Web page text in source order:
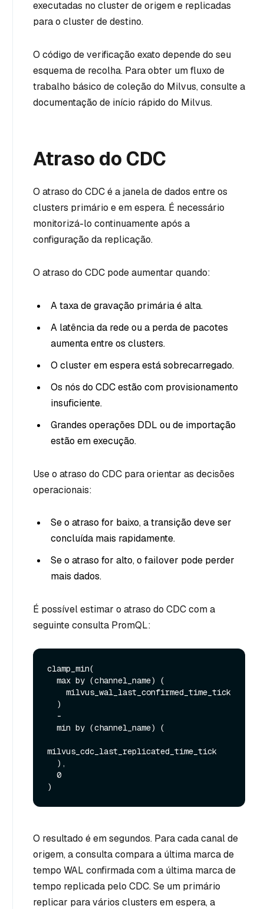
executadas no cluster de origem e replicadas
para o cluster de destino.
O código de verificação exato depende do seu
esquema de recolha. Para obter um fluxo de
trabalho básico de coleção do Milvus, consulte a
documentação de início rápido do Milvus.
Atraso do CDC
O atraso do CDC é a janela de dados entre os
clusters primário e em espera. É necessário
monitorizá-lo continuamente após a
configuração da replicação.
O atraso do CDC pode aumentar quando:
A taxa de gravação primária é alta.
A latência da rede ou a perda de pacotes
aumenta entre os clusters.
O cluster em espera está sobrecarregado.
Os nós do CDC estão com provisionamento
insuficiente.
Grandes operações DDL ou de importação
estão em execução.
Use o atraso do CDC para orientar as decisões
operacionais:
Se o atraso for baixo, a transição deve ser
concluída mais rapidamente.
Se o atraso for alto, o failover pode perder
mais dados.
É possível estimar o atraso do CDC com a
seguinte consulta PromQL:
clamp_min(
milvus_cdc_last_replicated_time_tick
O resultado é em segundos. Para cada canal de
origem, a consulta compara a última marca de
tempo WAL confirmada com a última marca de
tempo replicada pelo CDC. Se um primário
replicar para vários clusters em espera, a